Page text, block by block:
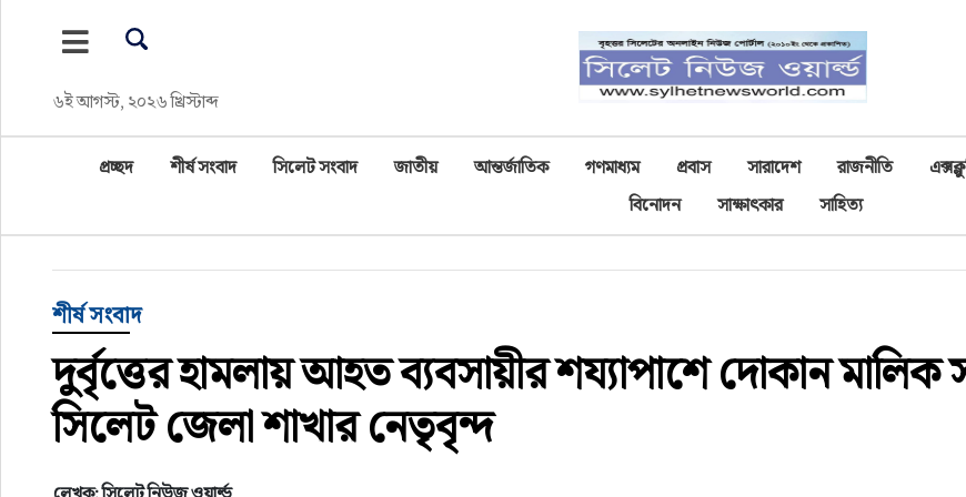
৬ই আগস্ট, ২০২৬ খ্রিস্টাব্দ
আন্তর্জাতিক
গণমাধ্যম
সারাদেশ
প্রচ্ছদ শীর্ষ সংবাদ সিলেট সংবাদ জাতীয় আন্তর্জাতিক গণমাধ্যম প্রবাস সারাদেশ রাজনীতি
বিনোদন
সাক্ষাৎকার সাহিত্য
শীর্ষ সংবাদ
দুর্বৃত্তের হামলায় আহত ব্যবসায়ীর শয্যাপাশে দোকান মালিক
সিলেট জেলা শাখার নেতৃবৃন্দ